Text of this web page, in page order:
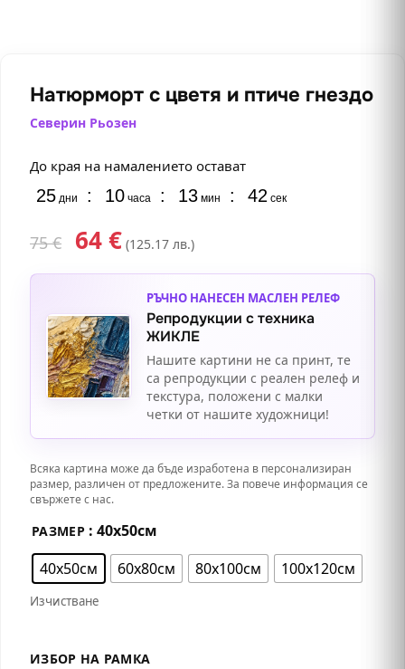
Натюрморт с цветя и птиче гнездо
Северин Рьозен
До края на намалението остават
25 дни : 10 часа : 13 мин : 42 сек
75€ 64€ (125.17 лв.)
РЪЧНО НАНЕСЕН МАСЛЕН РЕЛЕФ
Репродукции с техника
ЖИКЛЕ
Нашите картини не са принт, те
са репродукции с реален релеф и
текстура, положени с малки
четки от нашите художници!
Всяка картина може да бъде изработена в персонализиран
размер, различен от предложените. За повече информация се
свържете с нас.
РАЗМЕР : 40х50см
40х50см
60х80см 80х100см 100х120см
Изчистване
ИЗБОР НА РАМКА